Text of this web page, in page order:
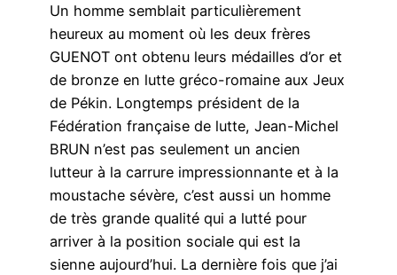
Un homme semblait particulièrement
heureux au moment où les deux frères
GUENOT ont obtenu leurs médailles d’or et
de bronze en lutte gréco-romaine aux Jeux
de Pékin. Longtemps président de la
Fédération française de lutte, Jean-Michel
BRUN n’est pas seulement un ancien
lutteur à la carrure impressionnante et à la
moustache sévère, c’est aussi un homme
de très grande qualité qui a lutté pour
arriver à la position sociale qui est la
sienne aujourd’hui. La dernière fois que j’ai